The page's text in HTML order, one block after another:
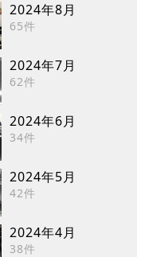
2024年8月
65件
2024年7月
62件
2024年6月
34件
2024年5月
42件
2024年4月
38件